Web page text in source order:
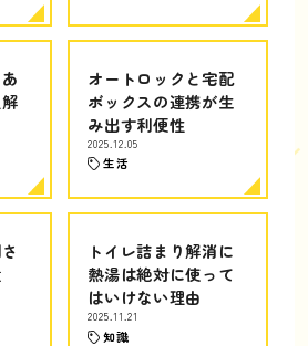
オートロックと宅配
ボックスの連携が生
み出す利便性
2025.12.05
生活
トイレ詰まり解消に
熱湯は絶対に使って
はいけない理由
2025.11.21
知識